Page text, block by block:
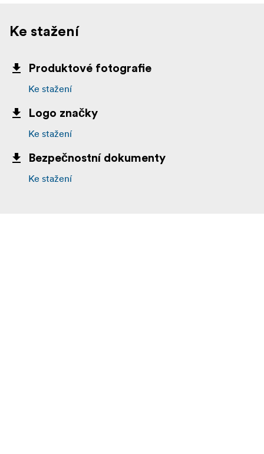
Ke stažení
Produktové fotografie
Ke stažení
Logo značky
Ke stažení
Bezpečnostní dokumenty
Ke stažení